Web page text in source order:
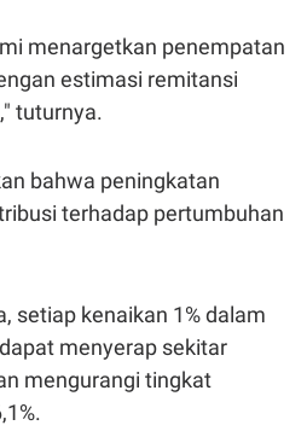
menargetkan penempatan
estimasi remitansi
tuturnya.
bahwa peningkatan
terhadap pertumbuhan
setiap kenaikan 1% dalam
menyerap sekitar
mengurangi tingkat